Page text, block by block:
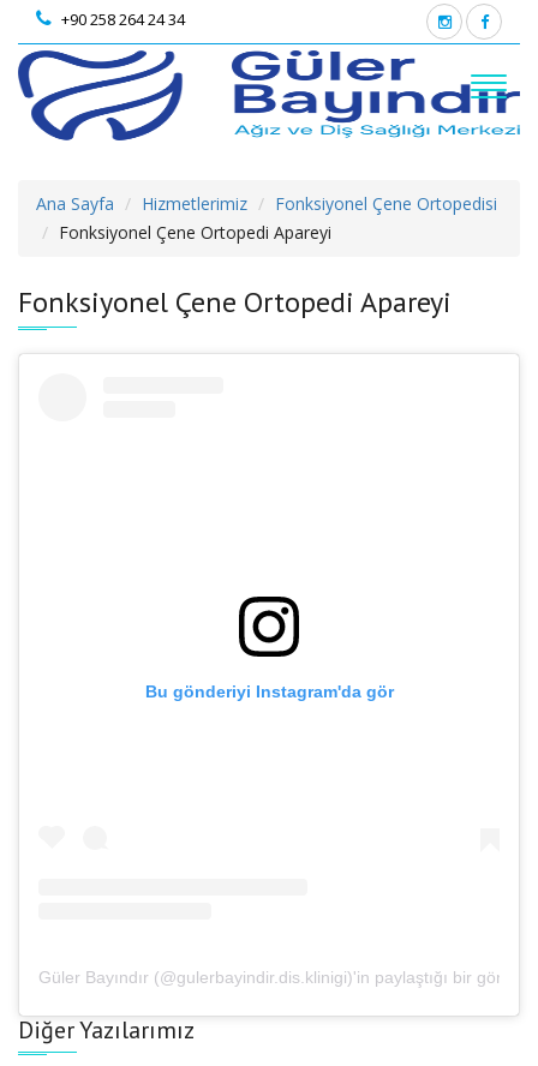
+90 258 264 24 34
Ana Sayfa Hizmetlerimiz
Fonksiyonel Çene Ortopedisi
Fonksiyonel Çene Ortopedi Apareyi
Fonksiyonel Çene Ortopedi Apareyi
Bu gönderiyi Instagram'da gör
Güler Bayındır (@gulerbayindir.dis.klinigi)'in paylaştığı bir gönderi
Diğer Yazılarımız